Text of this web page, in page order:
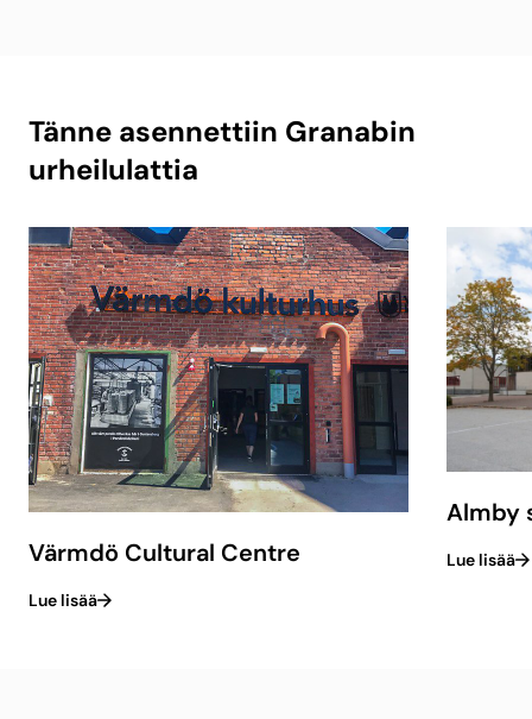
Tänne asennettiin Granabin
urheilulattia
Värmdö Cultural Centre
Lue lisää
Almby
Lue lisää